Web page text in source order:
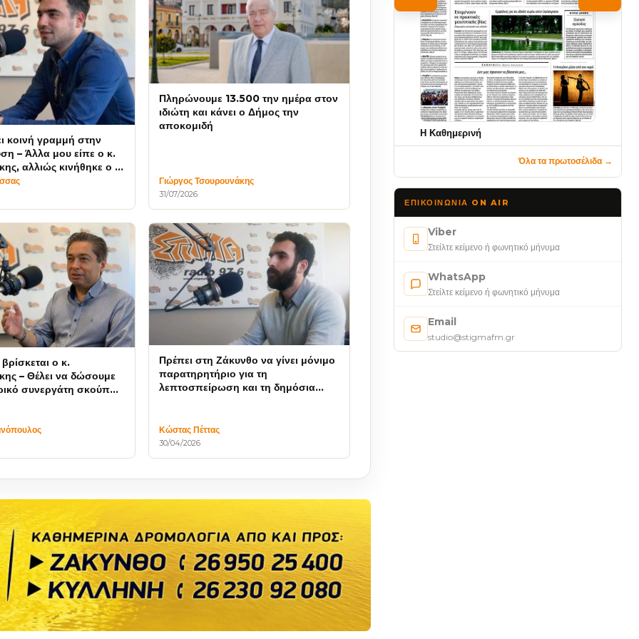
κοινή γραμμή στην
– Άλλα μου είπε ο κ.
αλλιώς κινήθηκε ο κ.
Πληρώνουμε 13.500 την ημέρα στον
ιδιώτη και κάνει ο Δήμος την
αποκομιδή
Γιώργος Τσουρουνάκης
31/07/2026
ο κ.
– Θέλει να δώσουμε
συνεργάτη σκούπα
Πρέπει στη Ζάκυνθο να γίνει μόνιμο
παρατηρητήριο για τη
λεπτοσπείρωση και τη δημόσια
Κώστας Πέττας
30/04/2026
Η Καθημερινή
Όλα τα πρωτοσέλιδα →
ΕΠΙΚΟΙΝΩΝΊΑ ON AIR
Viber
Στείλτε κείμενο ή φωνητικό μήνυμα
WhatsApp
Στείλτε κείμενο ή φωνητικό μήνυμα
Email
studio@stigmafm.gr